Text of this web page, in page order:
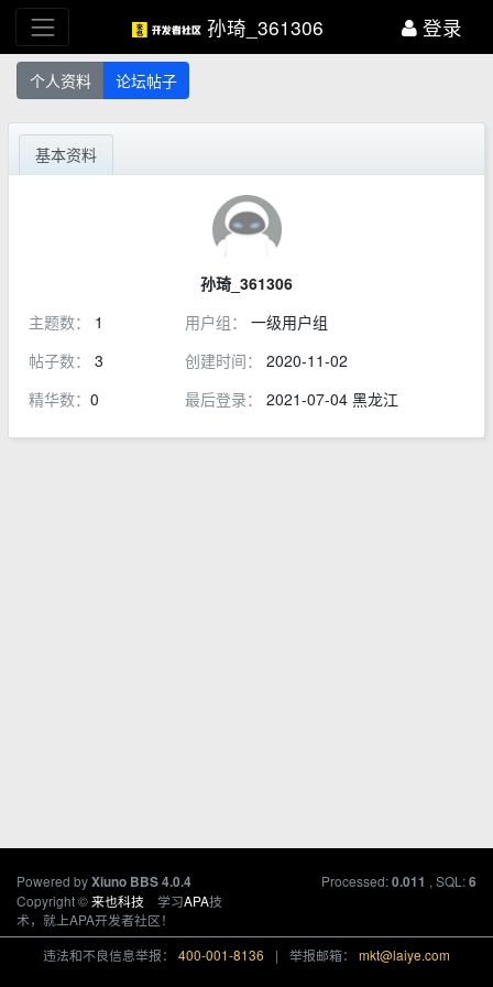
孙琦_361306 登录
个人资料 论坛帖子
基本资料
孙琦_361306
主题数： 1
帖子数： 3
精华数： 0
用户组： 一级用户组
创建时间： 2020-11-02
最后登录： 2021-07-04 黑龙江
Powered byXiuno BBS4.0.4
Copyright ©来也科技 学习APA技
术，就上APA开发者社区！
Processed:0.011 , SQL:6
违法和不良信息举报： 400-001-8136 | 举报邮箱： mkt@laiye.com